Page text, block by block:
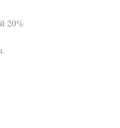
20%